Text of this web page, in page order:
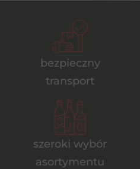
bezpieczny
transport
szeroki wybór
asortymentu